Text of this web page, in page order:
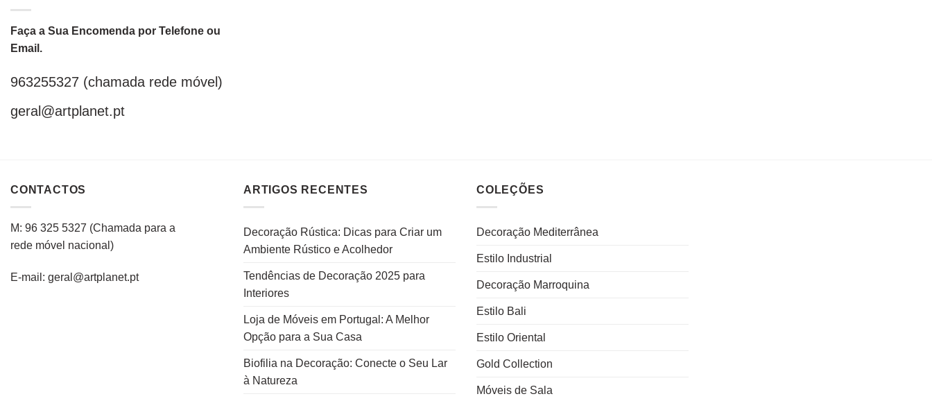
Faça a Sua Encomenda por Telefone ou
Email.
963255327 (chamada rede móvel)
geral@artplanet.pt
CONTACTOS
M: 96 325 5327 (Chamada para a
rede móvel nacional )
E-mail: geral@artplanet.pt
ARTIGOS RECENTES
Decoração Rústica: Dicas para Criar um
Ambiente Rústico e Acolhedor
Tendências de Decoração 2025 para
Interiores
Loja de Móveis em Portugal: A Melhor
Opção para a Sua Casa
Biofilia na Decoração: Conecte o Seu Lar
à Natureza
COLEÇÕES
Decoração Mediterrânea
Estilo Industrial
Decoração Marroquina
Estilo Bali
Estilo Oriental
Gold Collection
Móveis de Sala